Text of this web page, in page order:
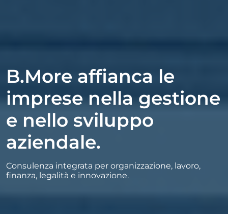
B.More affianca le
imprese nella gestione
e nello sviluppo
aziendale.
Consulenza integrata per organizzazione, lavoro,
finanza, legalità e innovazione.